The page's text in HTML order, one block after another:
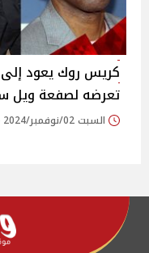
كريس روك يعود
تعرضه لصفعة ويل
السبت 02/نوفمبر/2024 - 01:26 م